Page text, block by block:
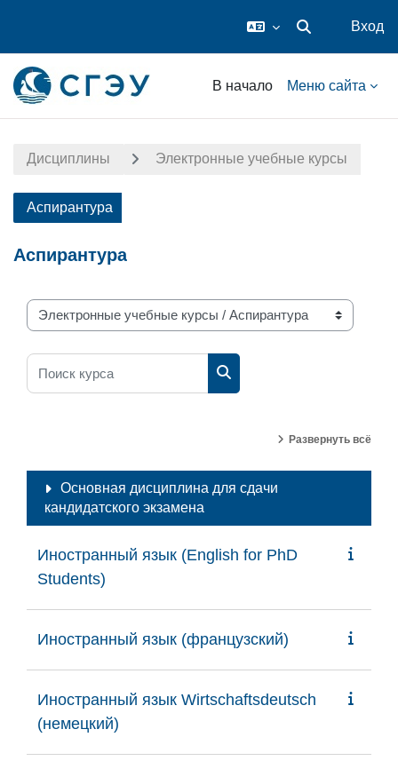
Изменить
Вход
В начало Меню сайта
Дисциплины Электронные учебные курсы
Аспирантура
Аспирантура
Разделы каталога
Поиск курса
Поиск курса
Развернуть всё
Основная дисциплина для сдачи
кандидатского экзамена
Иностранный язык (English for PhD
Students)
Иностранный язык (французский)
Иностранный язык Wirtschaftsdeutsch
(немецкий)